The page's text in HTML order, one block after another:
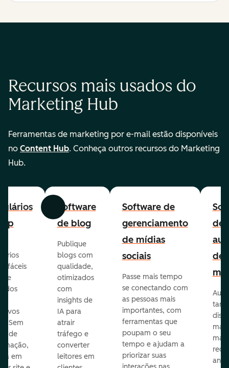
Recursos mais usados do
Marketing Hub
Ferramentas de marketing por e-mail estão disponíveis
no Content Hub. Conheça outros recursos do Marketing
Hub.
Anterior Avançar
fáceis
e
Sem
de
em
Software
de blog
Publique
blogs com
qualidade,
otimizados
com
insights de
IA para
atrair
tráfego e
converter
leitores em
Software de
gerenciamento
de mídias
sociais
Passe mais tempo
se conectando com
as pessoas mais
importantes, com
ferramentas que
poupam o seu
tempo e ajudam a
priorizar suas
de
de
mail